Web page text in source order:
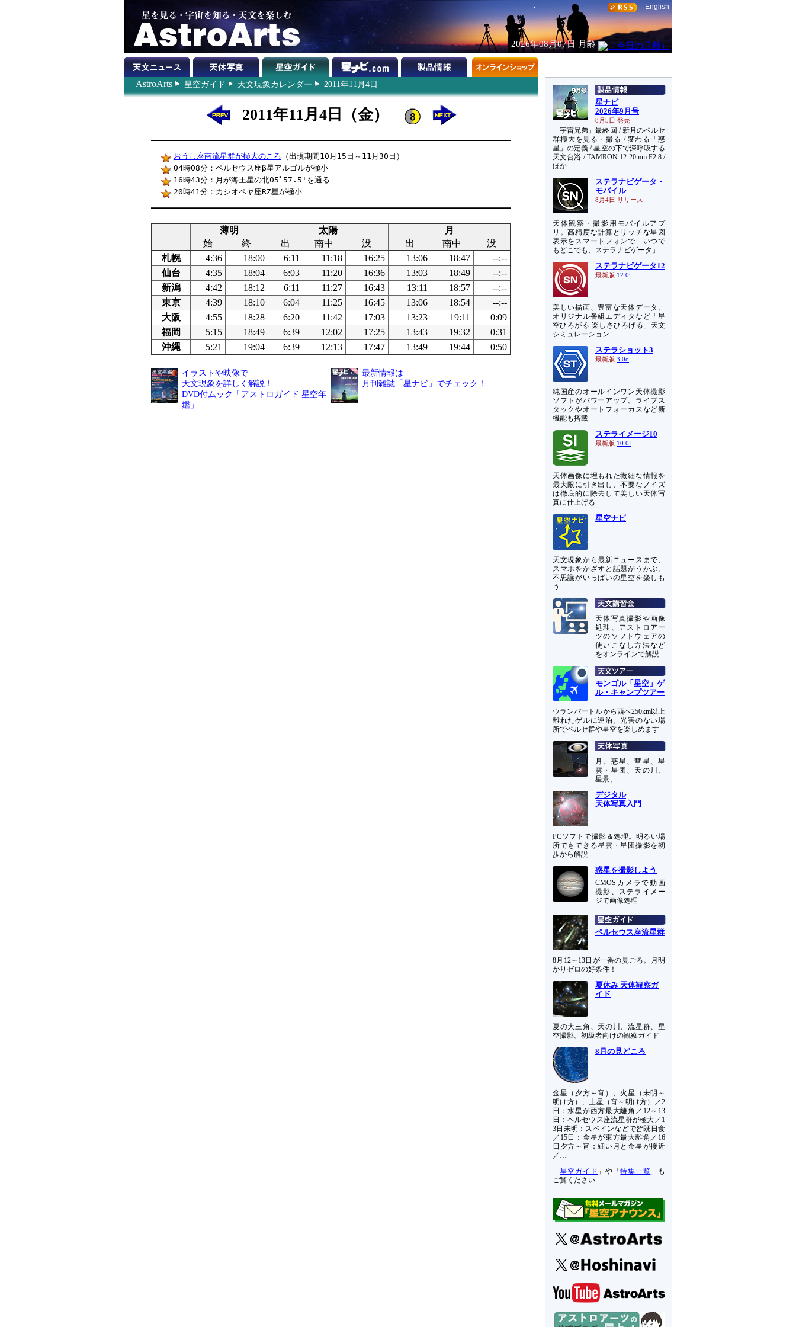
English
2026年08月07日 月齢
AstroArts 星空ガイド 天文現象カレンダー 2011年11月4日
2011年11月4日（金）
おうし座南流星群が極大のころ （出現期間10月15日～11月30日）
04時08分：ペルセウス座β星アルゴルが極小
16時43分：月が海王星の北05ﾟ57.5'を通る
20時41分：カシオペヤ座RZ星が極小
薄明 太陽
月
始
終 出 南中 没 出 南中
没
札幌
4:36 18:00 6:11 11:18 16:25 13:06 18:47
--:--
仙台
4:35 18:04 6:03 11:20 16:36 13:03 18:49
--:--
新潟
4:42 18:12 6:11 11:27 16:43 13:11 18:57
--:--
東京
4:39 18:10 6:04 11:25 16:45 13:06 18:54
--:--
大阪
4:55 18:28 6:20 11:42 17:03 13:23 19:11
0:09
福岡
5:15 18:49 6:39 12:02 17:25 13:43 19:32
0:31
沖縄
5:21 19:04 6:39 12:13 17:47 13:49 19:44 0:50
イラストや映像で
天文現象を詳しく解説！
DVD付ムック「アストロガイド 星空年
鑑」
最新情報は
月刊雑誌「星ナビ」でチェック！
星ナビ
2026年9月号
8月5日 発売
「宇宙兄弟」最終回 / 新月のペルセ
群極大を見る・撮る / 変わる「惑
星」の定義 / 星空の下で深呼吸する
天文台浴 / TAMRON 12-20mm F2.8 /
ほか
ステラナビゲータ・
モバイル
8月4日 リリース
天体観察・撮影用モバイルアプ
リ。高精度な計算とリッチな星図
表示をスマートフォンで「いつで
もどこでも、ステラナビゲータ」
ステラナビゲータ12
最新版 12.0i
美しい描画、豊富な天体データ、
オリジナル番組エディタなど「星
空ひろがる 楽しさひろげる」天文
シミュレーション
ステラショット3
最新版 3.0o
純国産のオールインワン天体撮影
ソフトがパワーアップ。ライブス
タックやオートフォーカスなど新
機能も搭載
ステライメージ10
最新版 10.0f
天体画像に埋もれた微細な情報を
最大限に引き出し、不要なノイズ
は徹底的に除去して美しい天体写
真に仕上げる
星空ナビ
天文現象から最新ニュースまで、
スマホをかざすと話題がうかぶ。
不思議がいっぱいの星空を楽しも
う
天体写真撮影や画像
処理、アストロアー
ツのソフトウェアの
使いこなし方法など
をオンラインで解説
モンゴル「星空」ゲ
ル・キャンプツアー
ウランバートルから西へ250km以上
離れたゲルに連泊。光害のない場
所でペルセ群や星空を楽しめます
月、惑星、彗星、星
雲・星団、天の川、
星景、…
デジタル
天体写真入門
PCソフトで撮影＆処理。明るい場
所でもできる星雲・星団撮影を初
歩から解説
惑星を撮影しよう
CMOSカメラで動画
撮影、ステライメー
ジで画像処理
ペルセウス座流星群
8月12～13日が一番の見ごろ。月明
かりゼロの好条件！
夏休み 天体観察ガ
イド
夏の大三角、天の川、流星群、星
空撮影。初級者向けの観察ガイド
8月の見どころ
金星（夕方～宵）、火星（未明～
明け方）、土星（宵～明け方）／2
日：水星が西方最大離角／12～13
日：ペルセウス座流星群が極大／1
3日未明：スペインなどで皆既日食
／15日：金星が東方最大離角／16
日夕方～宵：細い月と金星が接近
／…
「 星空ガイド 」や「特集一覧 」も
ご覧ください